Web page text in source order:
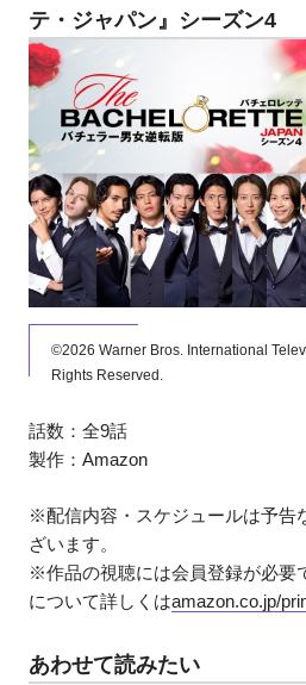
テ・ジャパン』シーズン4
©2026 Warner Bros. International
Rights Reserved.
話数：全9話
製作：Amazon
※配信内容・スケジュールは予告
ざいます。
※作品の視聴には会員登録が必要
について詳しくはamazon.co.jp/
あわせて読みたい